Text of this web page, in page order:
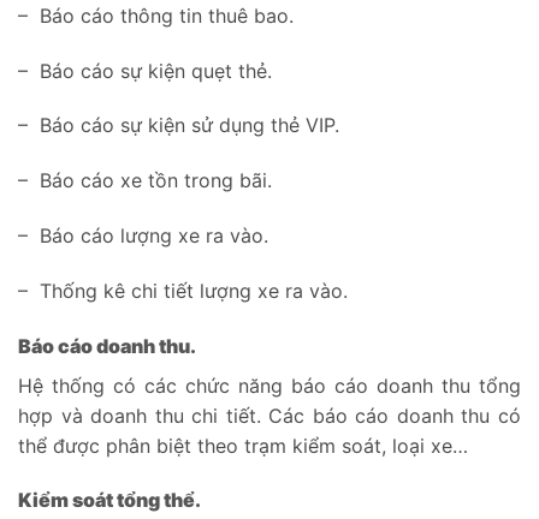
– Báo cáo thông tin thuê bao.
– Báo cáo sự kiện quẹt thẻ.
– Báo cáo sự kiện sử dụng thẻ VIP.
– Báo cáo xe tồn trong bãi.
– Báo cáo lượng xe ra vào.
– Thống kê chi tiết lượng xe ra vào.
Báo cáo doanh thu.
Hệ thống có các chức năng báo cáo doanh thu tổng
hợp và doanh thu chi tiết. Các báo cáo doanh thu có
thể được phân biệt theo trạm kiểm soát, loại xe…
Kiểm soát tổng thể.